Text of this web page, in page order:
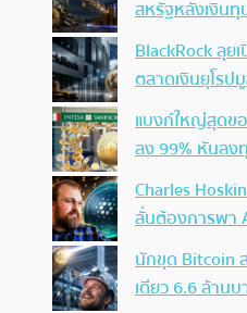
สหรัฐหลังเงิน
BlackRock ลุย
ตลาดเงินยุโรป
แบงก์ใหญ่สุดข
ลง 99% หันลง
Charles
ลั่นต้องการพา
นักขุด Bitcoin
เดียว 6.6 ล้าน